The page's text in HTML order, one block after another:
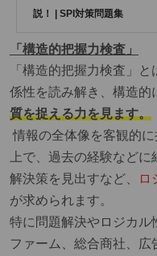
説！ | SPI対策問題集
「構造的把握力検査」
「構造的把握力検査」
係性を読み解き、構造的
質を捉える力を見ます。
情報の全体像を客観的
上で、過去の経験など
解決策を見出すなど、
ロ
が求められます。
特に問題解決やロジカル
ファーム、総合商社、広